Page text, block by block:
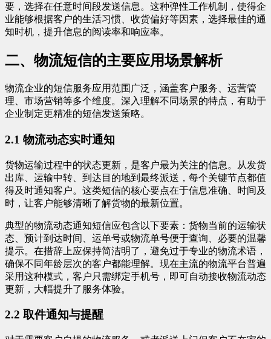
要，选择在任意时间段发送信息。这种弹性工作机制，使得企
业能够根据客户的生活习惯、收货偏好等因素，选择最佳的通
知时机，提升信息的阅读率和响应率。
二、物流短信的主要应用场景解析
物流企业的短信服务应用范围广泛，涵盖客户服务、运营管
理、市场营销等多个维度。深入理解不同场景的特点，有助于
企业制定更精准的短信发送策略。
2.1 物流动态实时通知
货物运输过程中的状态更新，是客户最为关注的信息。从发货
出库、运输中转、到达目的地到最终派送，每个关键节点都值
得及时通知客户。这类短信的核心要点在于信息准确、时间及
时，让客户能够清晰了解货物的最新位置。
典型的物流动态通知短信应包含以下要素：货物当前的运输状
态、预计到达时间、运单号或物流单号便于查询、必要的温馨
提示。在措辞上应保持简洁明了，避免过于专业的物流术语，
确保不同年龄层次的客户都能理解。现在主流的物流平台普遍
采用这种模式，客户只需绑定手机号，即可自动接收物流动态
更新，大幅提升了服务体验。
2.2 取件通知与提醒